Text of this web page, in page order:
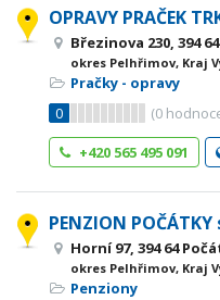
OPRAVY PRAČEK
Březinova 230, 394
okres Pelhřimov, Kraj
Pračky - opravy
0
(0
+420 565 495 091
PENZION POČÁTKY
Horní 97, 394 64
okres Pelhřimov, Kraj
Penziony